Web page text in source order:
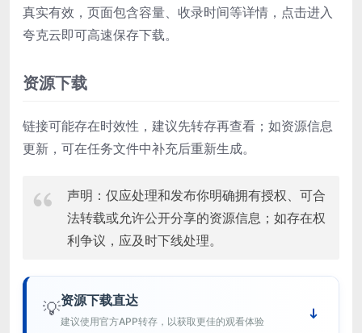
真实有效，页面包含容量、收录时间等详情，点击进入
夸克云即可高速保存下载。
资源下载
链接可能存在时效性，建议先转存再查看；如资源信息
更新，可在任务文件中补充后重新生成。
声明：仅应处理和发布你明确拥有授权、可合
法转载或允许公开分享的资源信息；如存在权
利争议，应及时下线处理。
💡资源下载直达
建议使用官方APP转存，以获取更佳的观看体验